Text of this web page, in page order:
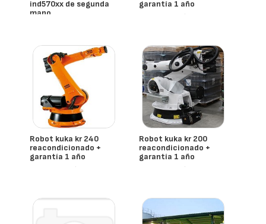
ind570xx de segunda
mano
garantía 1 año
- España
Robot kuka kr 240
reacondicionado +
garantía 1 año
- España
Robot kuka kr 200
reacondicionado +
garantía 1 año
- España